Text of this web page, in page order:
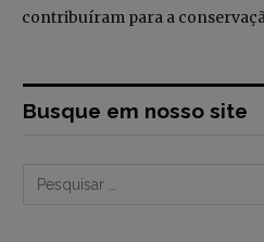
contribuíram para a
Busque em nosso site